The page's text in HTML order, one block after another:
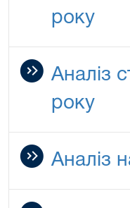
року
Аналіз
року
Аналіз